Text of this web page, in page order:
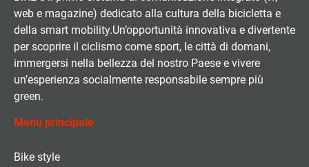
web e magazine) dedicato alla cultura della bicicletta e
della smart mobility.Un’opportunità innovativa e divertente
per scoprire il ciclismo come sport, le città di domani,
immergersi nella bellezza del nostro Paese e vivere
un’esperienza socialmente responsabile sempre più
green.
Menù principale
Bike style